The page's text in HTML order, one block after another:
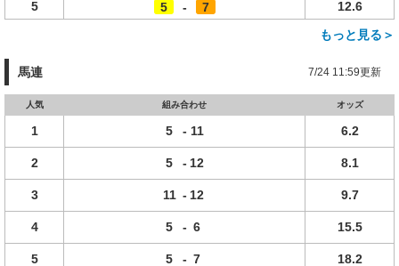
5
5 - 7
12.6
もっと見る＞
馬連 7/24 11:59更新
人気 組み合わせ オッズ
1 5 - 11 6.2
2 5 - 12 8.1
3 11 - 12 9.7
4 5 - 6 15.5
5 5 - 7 18.2